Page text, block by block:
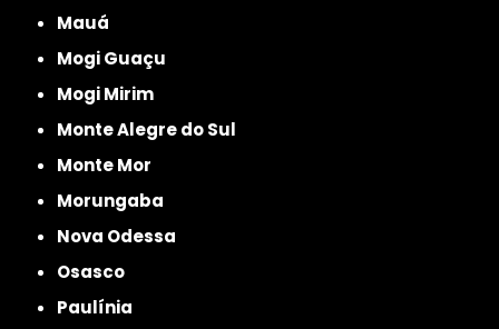
Mauá
Mogi Guaçu
Mogi Mirim
Monte Alegre do Sul
Monte Mor
Morungaba
Nova Odessa
Osasco
Paulínia